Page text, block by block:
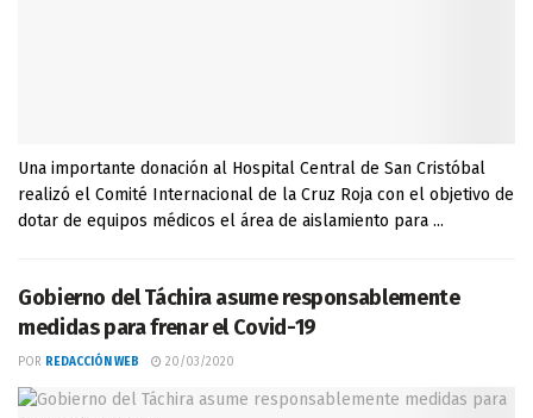
Una importante donación al Hospital Central de San Cristóbal
realizó el Comité Internacional de la Cruz Roja con el objetivo de
dotar de equipos médicos el área de aislamiento para ...
Gobierno del Táchira asume responsablemente
medidas para frenar el Covid-19
POR REDACCIÓN WEB 20/03/2020